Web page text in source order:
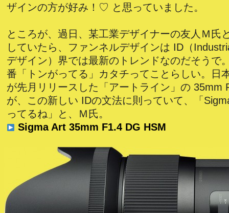
ザインの方が好み！♡ と思っていました。
ところが、過日、某工業デザイナーの友人Ｍ氏
していたら、ファンネルデザインは ID（
デザイン）界では最新のトレンドなのだそうで
番「トンがってる」カタチってことらしい。日
が先月リリースした「アートライン」の 35mm
が、この新しい IDの文法に則っていて、「
ってるね」と、Ｍ氏。
Sigma Art 35mm F1.4 DG HSM